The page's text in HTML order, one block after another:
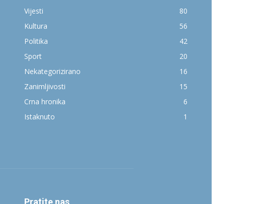
Vijesti
80
Kultura
56
Politika
42
Sport
20
Nekategorizirano
16
Zanimljivosti
15
Crna hronika
6
Istaknuto
1
Pratite nas